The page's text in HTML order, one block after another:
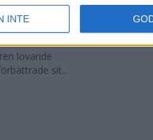
INTE
21
lovande
sit...